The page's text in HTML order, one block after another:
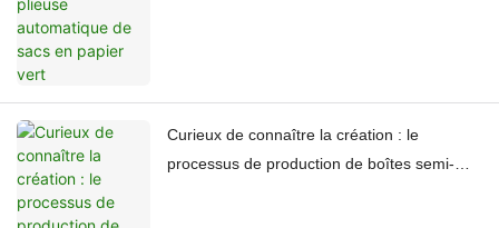
Curieux de connaître la création : le
processus de production de boîtes semi-